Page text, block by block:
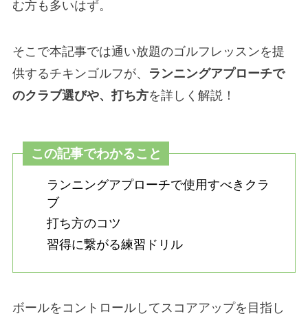
む方も多いはず。
そこで本記事では通い放題のゴルフレッスンを提
供するチキンゴルフが、
ランニングアプローチで
のクラブ選びや、打ち方を詳しく解説！
この記事でわかること
ランニングアプローチで使用すべきクラ
ブ
打ち方のコツ
習得に繋がる練習ドリル
ボールをコントロールしてスコアアップを目指し